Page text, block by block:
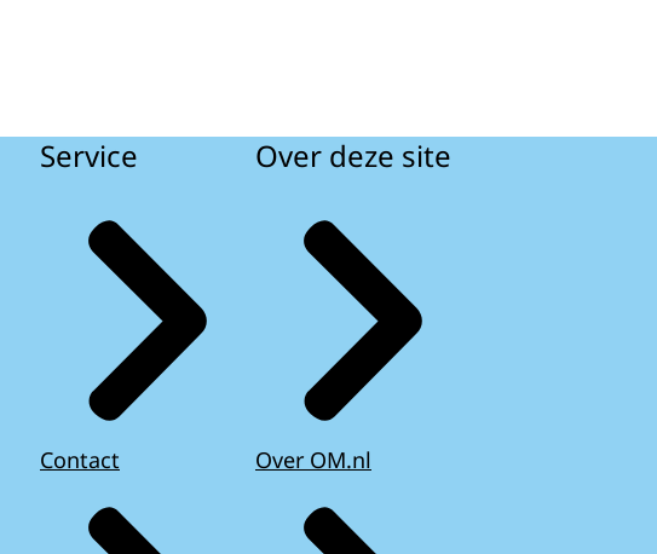
Service
Contact
Over deze site
Over OM.nl